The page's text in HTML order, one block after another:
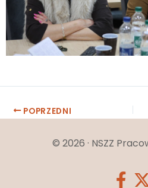
PostPOPRZEDNI
© 2026 · NSZZ
fab